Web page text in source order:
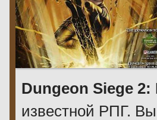
Dungeon Siege
известной РПГ.